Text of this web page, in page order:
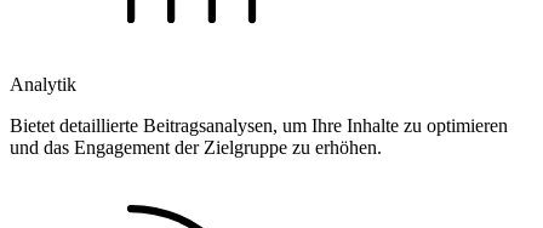
Analytik
Bietet detaillierte Beitragsanalysen, um Ihre Inhalte zu optimieren
und das Engagement der Zielgruppe zu erhöhen.